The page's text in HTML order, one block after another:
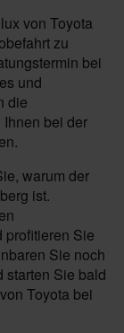
von Toyota
zu
bei
und
die
bei der
warum der
ist.
profitieren Sie
Sie noch
starten Sie bald
Toyota bei